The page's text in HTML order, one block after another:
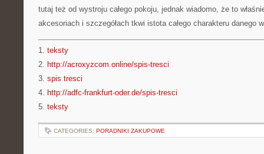
tutaj też od wystroju całego pokoju, jednak wiadomo, że to
akcesoriach i szczegółach tkwi istota całego charakteru danego
1. teksty
2. http://acroxyzcom.online/spis-tresci
3. spis tresci
4. http://adfc-frankfurt-oder.de/spis-tresci
5. teksty
CATEGORIES: PORADNIKI ZAKUPOWE